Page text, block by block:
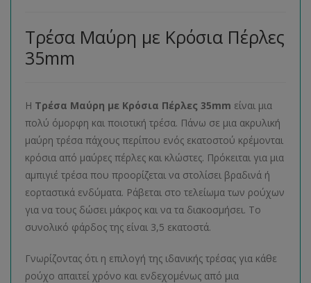
Τρέσα Μαύρη με Κρόσια Πέρλες
35mm
Η Τρέσα Μαύρη με Κρόσια Πέρλες 35mm είναι μια
πολύ όμορφη και ποιοτική τρέσα. Πάνω σε μια ακρυλική
μαύρη τρέσα πάχους περίπου ενός εκατοστού κρέμονται
κρόσια από μαύρες πέρλες και κλώστες. Πρόκειται για μια
αμπιγιέ τρέσα που προορίζεται να στολίσει βραδινά ή
εορταστικά ενδύματα. Ράβεται στο τελείωμα των ρούχων
για να τους δώσει μάκρος και να τα διακοσμήσει. Το
συνολικό φάρδος της είναι 3,5 εκατοστά.
Γνωρίζοντας ότι η επιλογή της ιδανικής τρέσας για κάθε
ρούχο απαιτεί χρόνο και ενδεχομένως από μια